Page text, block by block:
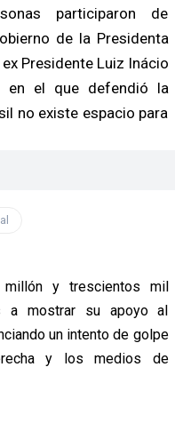
participaron de
de la Presidenta
Presidente Luiz Inácio
en el que defendió la
no existe espacio para
y trescientos mil
a mostrar su apoyo al
un intento de golpe
y los medios de